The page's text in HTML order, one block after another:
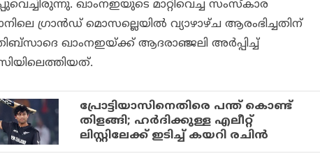
ഖാംനഇയുടെ മാറ്റിവെച്ച സംസ്‌കാര
ഗ്രാന്‍ഡ് മൊസല്ലെയില്‍ വ്യാഴാഴ്ച ആരംഭിച്ചതിന്
ഖാംനഇയ്ക്ക് ആദരാഞ്ജലി അര്‍പ്പിച്ച്
പ്രോട്ടിയാസിനെതിരെ പന്ത് കൊണ്ട്
തിളങ്ങി; ഹര്‍ദിക്കുള്ള എലീറ്റ്
ലിസ്റ്റിലേക്ക് ഇടിച്ച് കയറി രചിന്‍